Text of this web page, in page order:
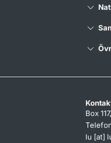
Box
lu [at]